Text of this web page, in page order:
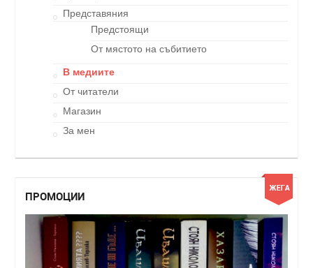
Представяния
Предстоящи
От мястото на събитието
В медиите
От читатели
Магазин
За мен
ПРОМОЦИИ